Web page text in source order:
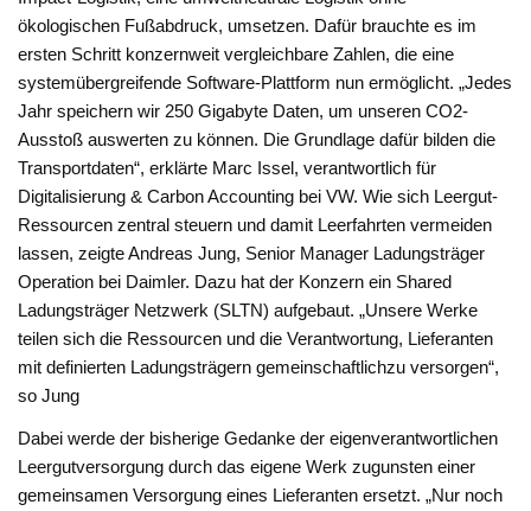
ökologischen Fußabdruck, umsetzen. Dafür brauchte es im
ersten Schritt konzernweit vergleichbare Zahlen, die eine
systemübergreifende Software-Plattform nun ermöglicht. „Jedes
Jahr speichern wir 250 Gigabyte Daten, um unseren CO2-
Ausstoß auswerten zu können. Die Grundlage dafür bilden die
Transportdaten“, erklärte Marc Issel, verantwortlich für
Digitalisierung & Carbon Accounting bei VW. Wie sich Leergut-
Ressourcen zentral steuern und damit Leerfahrten vermeiden
lassen, zeigte Andreas Jung, Senior Manager Ladungsträger
Operation bei Daimler. Dazu hat der Konzern ein Shared
Ladungsträger Netzwerk (SLTN) aufgebaut. „Unsere Werke
teilen sich die Ressourcen und die Verantwortung, Lieferanten
mit definierten Ladungsträgern gemeinschaftlichzu versorgen“,
so Jung
Dabei werde der bisherige Gedanke der eigenverantwortlichen
Leergutversorgung durch das eigene Werk zugunsten einer
gemeinsamen Versorgung eines Lieferanten ersetzt. „Nur noch